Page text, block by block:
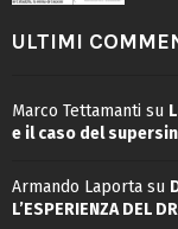
ULTIMI
Marco Tettamanti su
e il caso del
Armando Laporta su
L’ESPERIENZA DEL